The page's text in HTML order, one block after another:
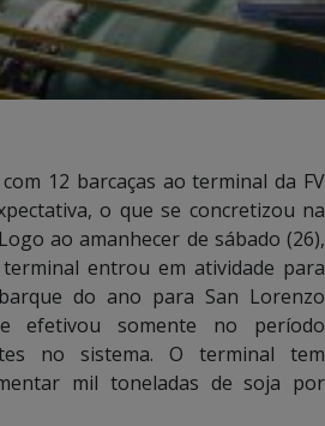
12 barcaças ao terminal da FV
o que se concretizou na
ao amanhecer de sábado (26),
entrou em atividade para
do ano para San Lorenzo
efetivou somente no período
no sistema. O terminal tem
mil toneladas de soja por